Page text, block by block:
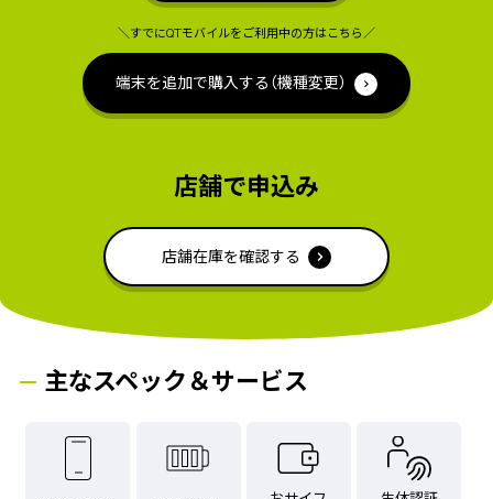
＼すでにQTモバイルをご利用中の方はこちら／
端末を追加で購入する（機種変更）
店舗で申込み
店舗在庫を確認する
主なスペック＆サービス